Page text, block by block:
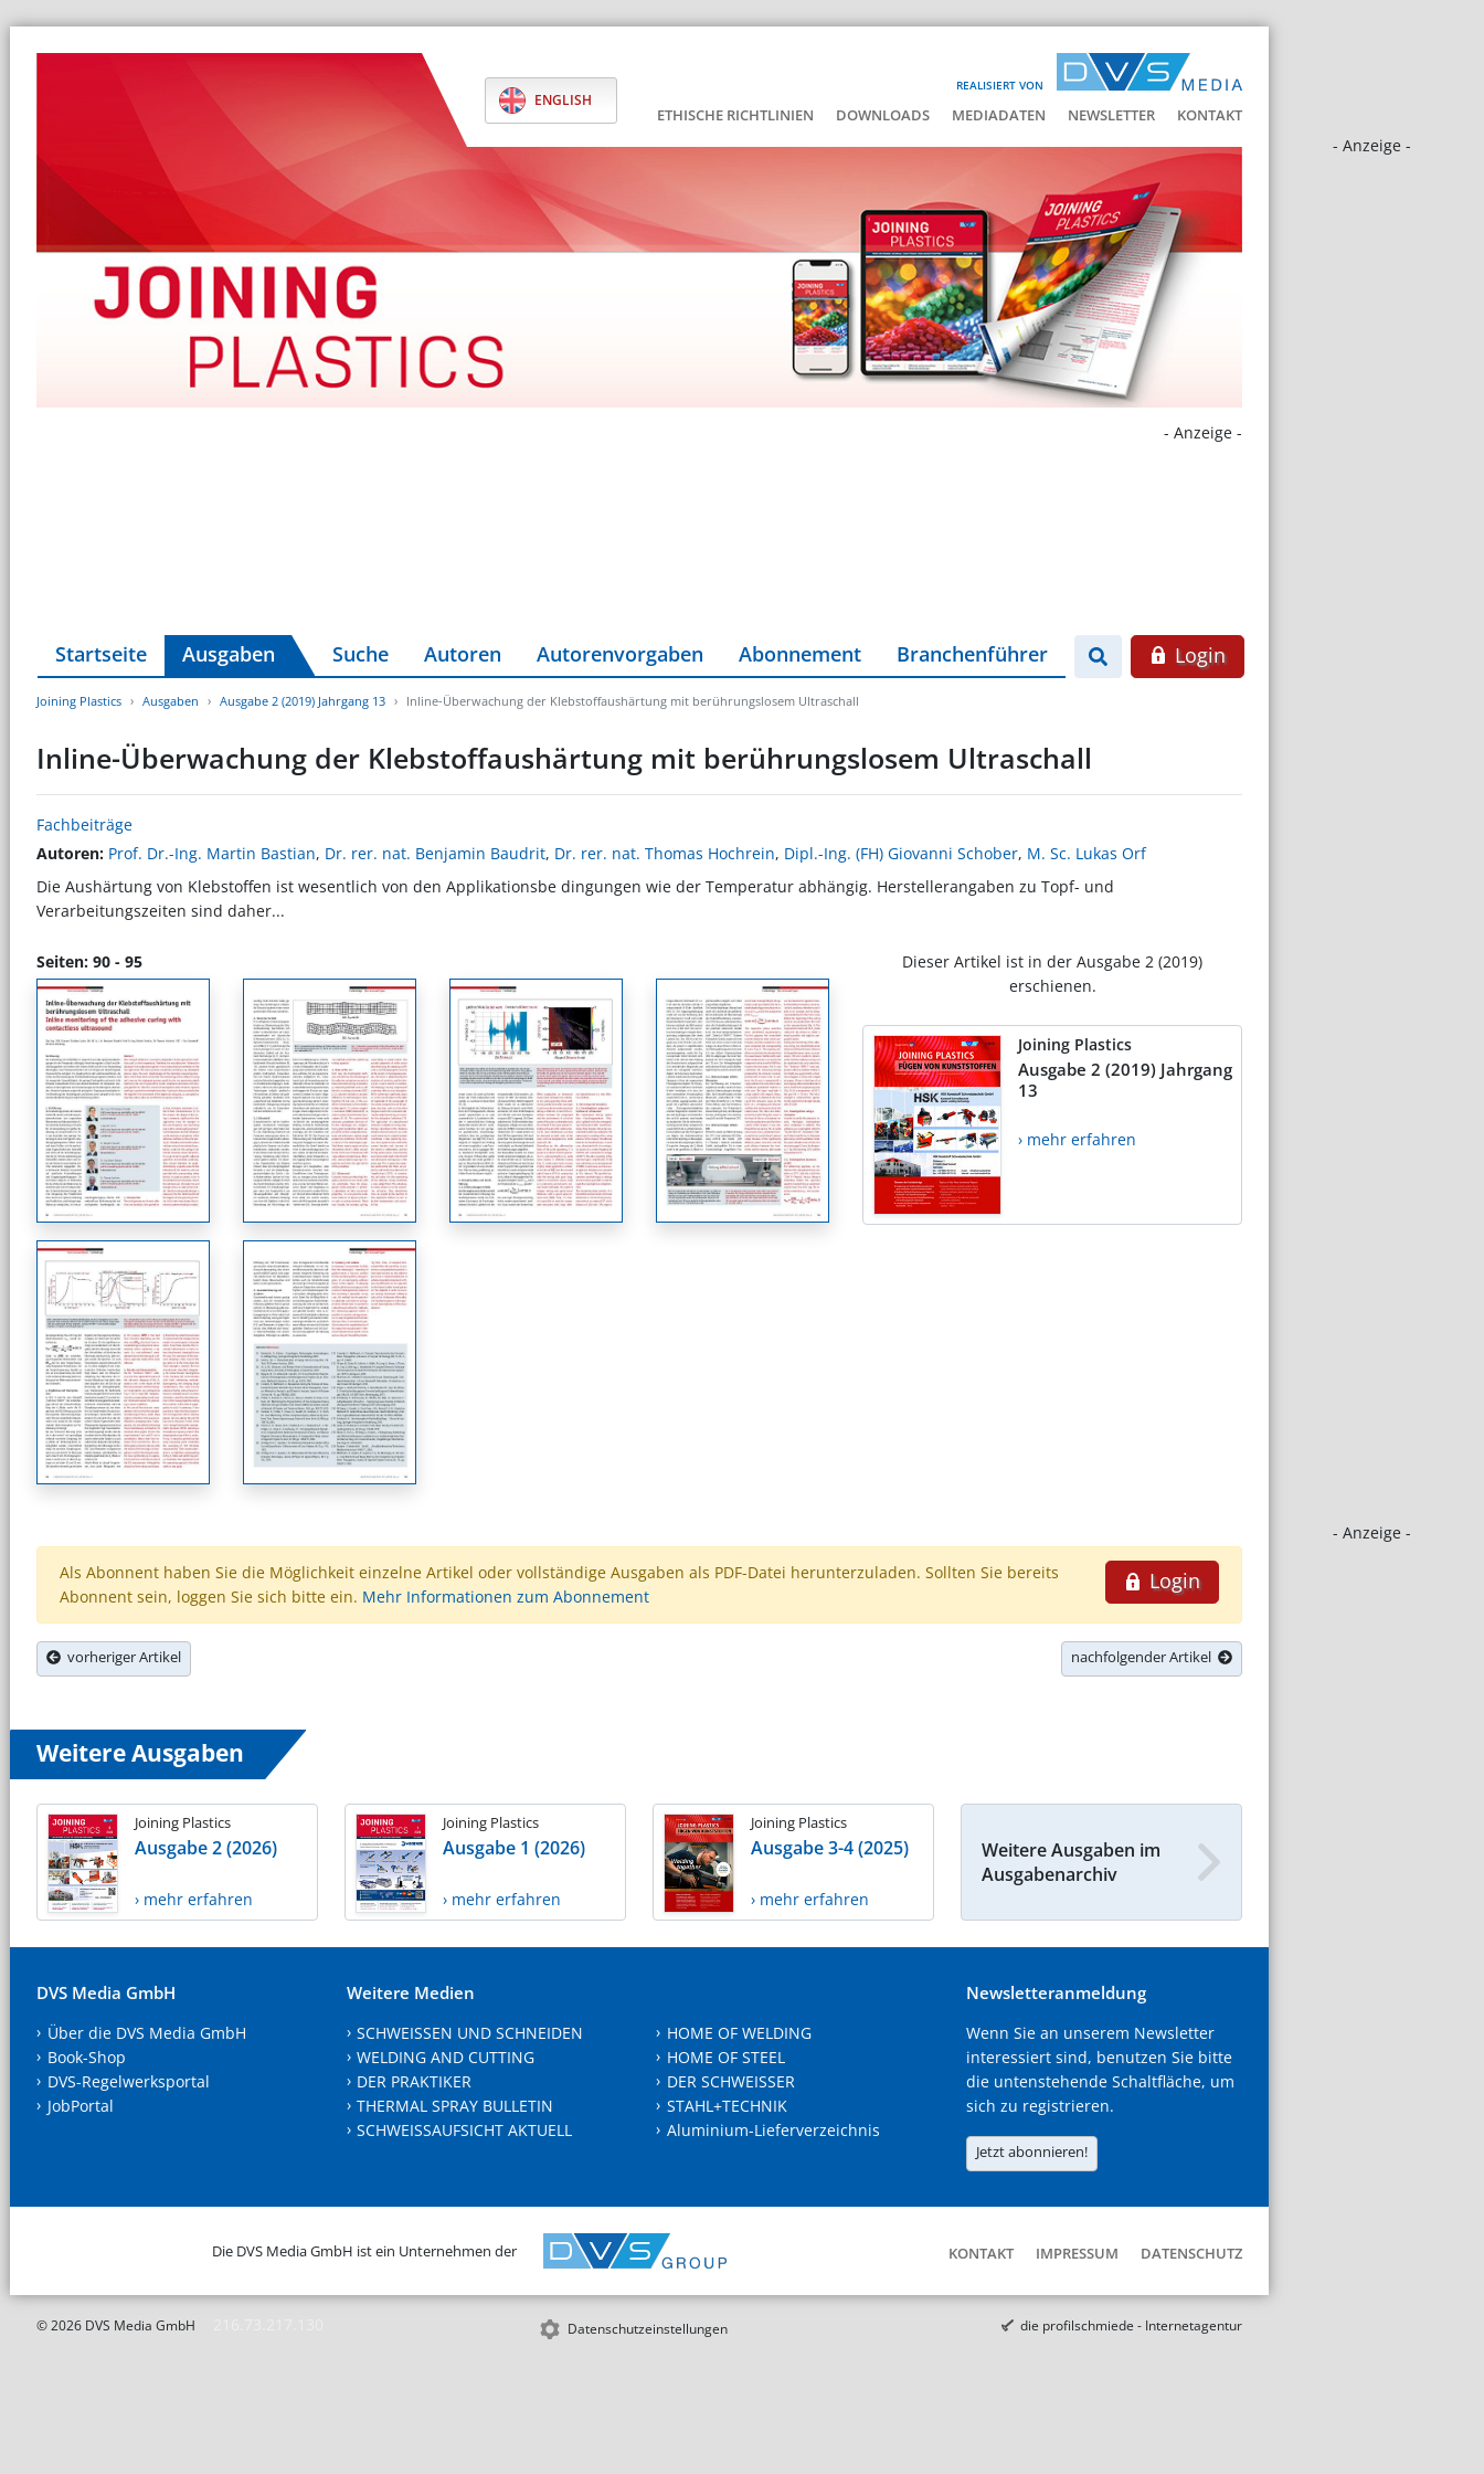
REALISIERT VON
ENGLISH
ETHISCHE RICHTLINIEN DOWNLOADS MEDIADATEN NEWSLETTER KONTAKT
- Anzeige -
- Anzeige -
- Anzeige -
Startseite Ausgaben Suche Autoren Autorenvorgaben Abonnement Branchenführer Login
Joining Plastics Ausgaben Ausgabe 2 (2019) Jahrgang 13 Inline-Überwachung der Klebstoffaushärtung mit berührungslosem Ultraschall
Inline-Überwachung der Klebstoffaushärtung mit berührungslosem Ultraschall
Fachbeiträge
Autoren: Prof. Dr.-Ing. Martin Bastian, Dr. rer. nat. Benjamin Baudrit, Dr. rer. nat. Thomas Hochrein, Dipl.-Ing. (FH) Giovanni Schober, M. Sc. Lukas Orf
Die Aushärtung von Klebstoffen ist wesentlich von den Applikationsbe dingungen wie der Temperatur abhängig. Herstellerangaben zu Topf- und
Verarbeitungszeiten sind daher...
Seiten: 90 - 95
Dieser Artikel ist in der Ausgabe 2 (2019)
erschienen.
Joining Plastics
Ausgabe 2 (2019) Jahrgang
13
› mehr erfahren
Login
Als Abonnent haben Sie die Möglichkeit einzelne Artikel oder vollständige Ausgaben als PDF-Datei herunterzuladen. Sollten Sie bereits
Abonnent sein, loggen Sie sich bitte ein. Mehr Informationen zum Abonnement
vorheriger Artikel nachfolgender Artikel
Weitere Ausgaben
Joining Plastics
Ausgabe 2 (2026)
› mehr erfahren
Joining Plastics
Ausgabe 1 (2026)
› mehr erfahren
Joining Plastics
Ausgabe 3-4 (2025)
› mehr erfahren
Weitere Ausgaben im
Ausgabenarchiv
DVS Media GmbH
Über die DVS Media GmbH
Book-Shop
DVS-Regelwerksportal
JobPortal
Weitere Medien
SCHWEISSEN UND SCHNEIDEN
WELDING AND CUTTING
DER PRAKTIKER
THERMAL SPRAY BULLETIN
SCHWEISSAUFSICHT AKTUELL
HOME OF WELDING
HOME OF STEEL
DER SCHWEISSER
STAHL+TECHNIK
Aluminium-Lieferverzeichnis
Newsletteranmeldung
Wenn Sie an unserem Newsletter
interessiert sind, benutzen Sie bitte
die untenstehende Schaltfläche, um
sich zu registrieren.
Jetzt abonnieren!
Die DVS Media GmbH ist ein Unternehmen der KONTAKT IMPRESSUM DATENSCHUTZ
© 2026 DVS Media GmbH Datenschutzeinstellungen die profilschmiede - Internetagentur